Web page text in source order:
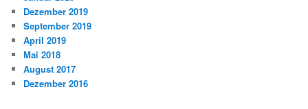
Dezember 2019
September 2019
April 2019
Mai 2018
August 2017
Dezember 2016